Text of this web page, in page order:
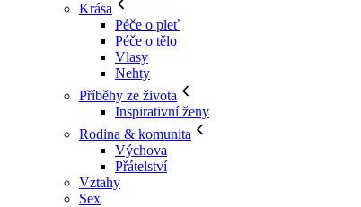
Krása
Péče o pleť
Péče o tělo
Vlasy
Nehty
Příběhy ze života
Inspirativní ženy
Rodina & komunita
Výchova
Přátelství
Vztahy
Sex